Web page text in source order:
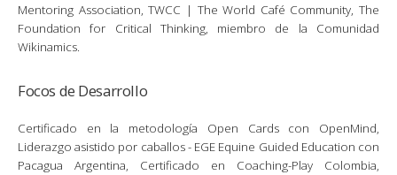
Mentoring Association, TWCC | The World Café Community, The
Foundation for Critical Thinking, miembro de la Comunidad
Wikinamics.
Focos de Desarrollo
Certificado en la metodología Open Cards con OpenMind,
Liderazgo asistido por caballos - EGE Equine Guided Education con
Pacagua Argentina, Certificado en Coaching-Play Colombia,